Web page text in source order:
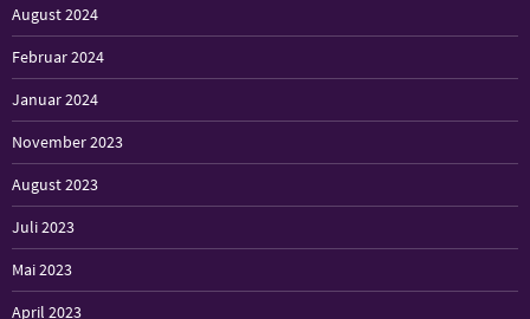
August 2024
Februar 2024
Januar 2024
November 2023
August 2023
Juli 2023
Mai 2023
April 2023